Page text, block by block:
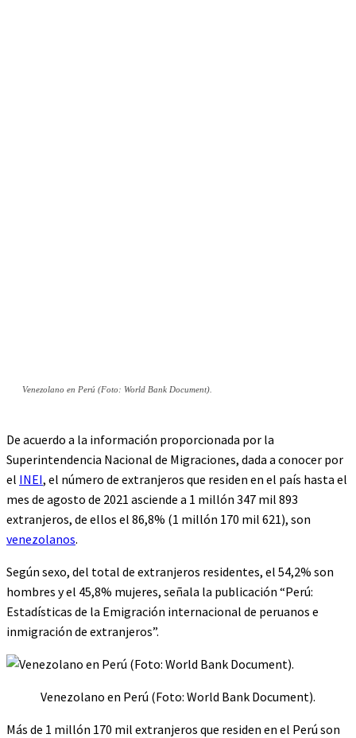
Venezolano en Perú (Foto: World Bank Document).
De acuerdo a la información proporcionada por la
Superintendencia Nacional de Migraciones, dada a conocer por
el INEI, el número de extranjeros que residen en el país hasta el
mes de agosto de 2021 asciende a 1 millón 347 mil 893
extranjeros, de ellos el 86,8% (1 millón 170 mil 621), son
venezolanos.
Según sexo, del total de extranjeros residentes, el 54,2% son
hombres y el 45,8% mujeres, señala la publicación “Perú:
Estadísticas de la Emigración internacional de peruanos e
inmigración de extranjeros”.
Venezolano en Perú (Foto: World Bank Document).
Más de 1 millón 170 mil extranjeros que residen en el Perú son